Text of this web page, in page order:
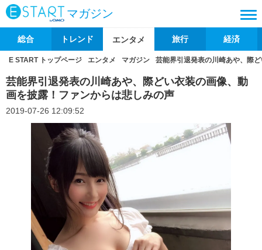
マガジン
総合 トレンド エンタメ 旅行 経済
E START トップページ エンタメ マガジン 芸能界引退発表の川崎あや、際
芸能界引退発表の川崎あや、際どい衣装の画像、動
画を披露！ファンからは悲しみの声
2019-07-26 12:09:52